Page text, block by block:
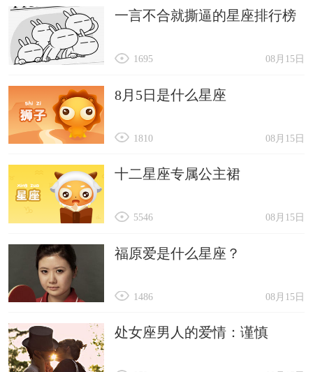
一言不合就撕逼的星座排行榜
08月15日
1695
8月5日是什么星座
08月15日
1810
十二星座专属公主裙
08月15日
5546
福原爱是什么星座？
08月15日
1486
处女座男人的爱情：谨慎